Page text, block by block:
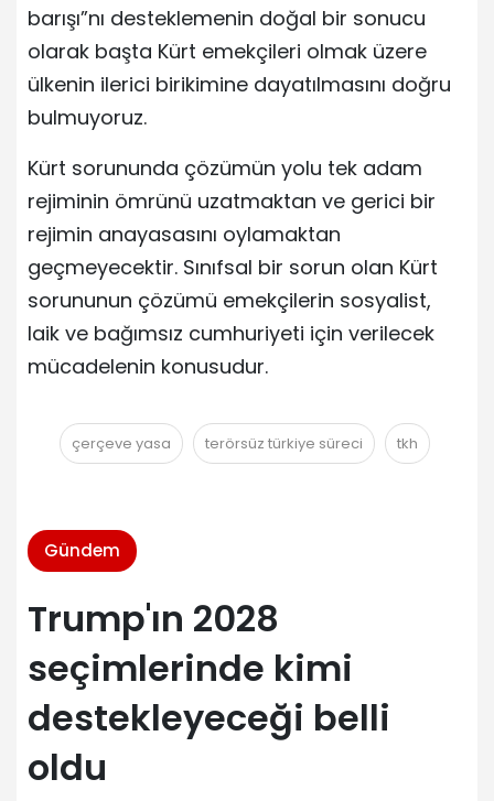
barışı”nı desteklemenin doğal bir sonucu
olarak başta Kürt emekçileri olmak üzere
ülkenin ilerici birikimine dayatılmasını doğru
bulmuyoruz.
Kürt sorununda çözümün yolu tek adam
rejiminin ömrünü uzatmaktan ve gerici bir
rejimin anayasasını oylamaktan
geçmeyecektir. Sınıfsal bir sorun olan Kürt
sorununun çözümü emekçilerin sosyalist,
laik ve bağımsız cumhuriyeti için verilecek
mücadelenin konusudur.
çerçeve yasa terörsüz türkiye süreci tkh
Gündem
Trump'ın 2028
seçimlerinde kimi
destekleyeceği belli
oldu